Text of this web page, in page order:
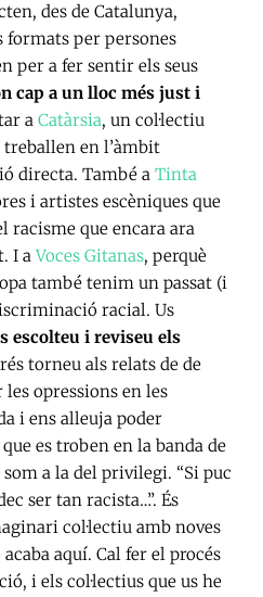
des de Catalunya,
formats per persones
per a fer sentir els seus
cap a un lloc més just i
a Catàrsia, un col·lectiu
treballen en l’àmbit
directa. També a Tinta
i artistes escèniques que
que encara ara
I aVoces Gitanas, perquè
també tenim un passat (i
racial. Us
escolteu i reviseu els
torneu als relats de de
opressions en les
i ens alleuja poder
es troben en la banda de
a la del privilegi. “Si puc
ser tan racista…”. És
col·lectiu amb noves
aquí. Cal fer el procés
i els col·lectius que us he